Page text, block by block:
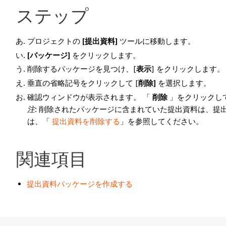
ステップ
プロジェクトの [提出資料] ツールに移動します。
[パッケージ] をクリックします。
削除するパッケージを見つけ、[表示] をクリックします。
垂直の省略記号をクリックして [削除] を選択します。
確認ウィンドウが表示されます。 「削除 」をクリック
注: 削除されたパッケージに含まれていた提出資料は、
は、「提出資料を削除する 」を参照してください。
関連項目
提出資料パッケージを作成する